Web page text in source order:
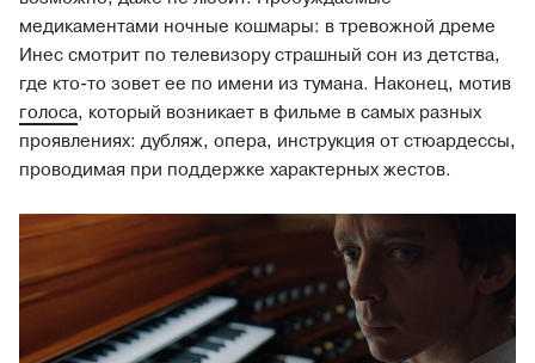
медикаментами ночные кошмары: в тревожной дреме
Инес смотрит по телевизору страшный сон из детства,
где кто-то зовет ее по имени из тумана. Наконец, мотив
голоса, который возникает в фильме в самых разных
проявлениях: дубляж, опера, инструкция от стюардессы,
проводимая при поддержке характерных жестов.